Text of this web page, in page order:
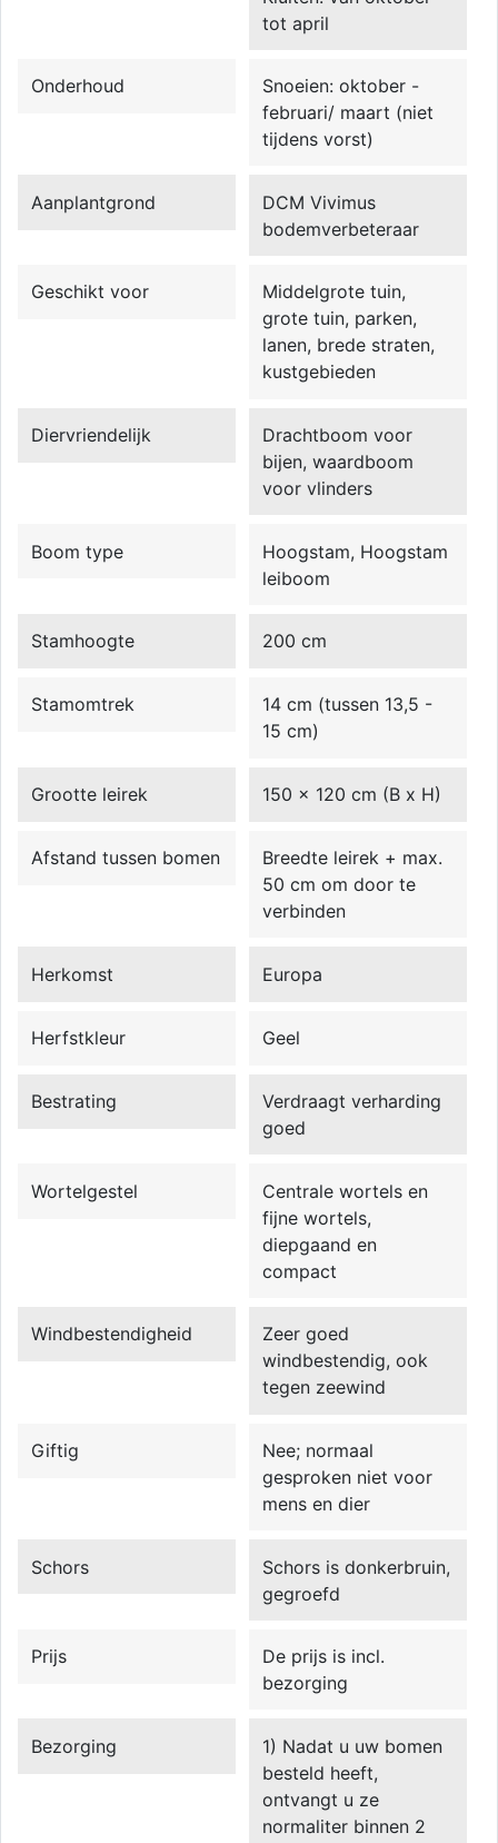
tot april
Onderhoud
Snoeien: oktober -
februari/ maart (niet
tijdens vorst)
Aanplantgrond
DCM Vivimus
bodemverbeteraar
Geschikt voor
Middelgrote tuin,
grote tuin, parken,
lanen, brede straten,
kustgebieden
Diervriendelijk
Drachtboom voor
bijen, waardboom
voor vlinders
Boom type
Hoogstam, Hoogstam
leiboom
Stamhoogte 200 cm
Stamomtrek
14 cm (tussen 13,5 -
15 cm)
Grootte leirek 150 x 120 cm (B x H)
Afstand tussen bomen
Breedte leirek + max.
50 cm om door te
verbinden
Herkomst Europa
Herfstkleur Geel
Bestrating
Verdraagt verharding
goed
Wortelgestel
Centrale wortels en
fijne wortels,
diepgaand en
compact
Windbestendigheid
Zeer goed
windbestendig, ook
tegen zeewind
Giftig
Nee; normaal
gesproken niet voor
mens en dier
Schors
Schors is donkerbruin,
gegroefd
Prijs
De prijs is incl.
bezorging
Bezorging
1) Nadat u uw bomen
besteld heeft,
ontvangt u ze
normaliter binnen 2